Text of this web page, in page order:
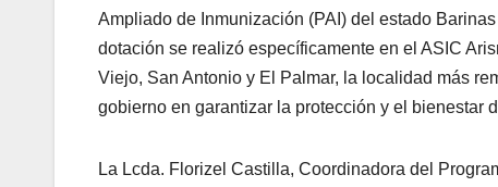
Ampliado de Inmunización (PAI) del estado
dotación se realizó específicamente en el ASIC
Viejo, San Antonio y El Palmar, la localidad más
gobierno en garantizar la protección y el bienestar
La Lcda. Florizel Castilla, Coordinadora del